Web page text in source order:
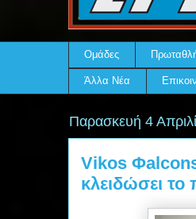
Ομάδες
Άλλα Νέα
Παρασκευή 4
Vikos
κλειδώσει